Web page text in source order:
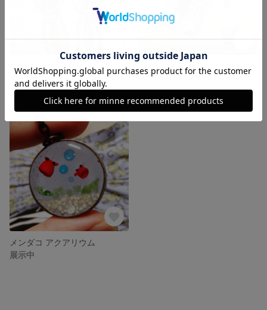
鍵穴と鍵
展示中
展示中
メンダコ アクアリウム
展示中